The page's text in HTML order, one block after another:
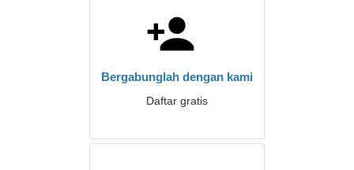
Bergabunglah dengan kami
Daftar gratis